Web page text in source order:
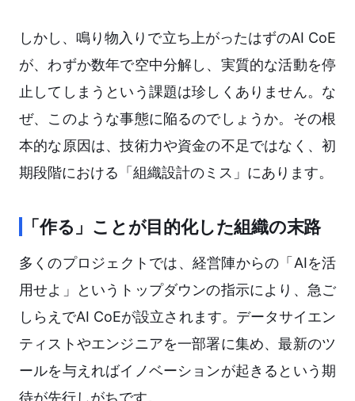
しかし、鳴り物入りで立ち上がったはずのAI CoE
が、わずか数年で空中分解し、実質的な活動を停
止してしまうという課題は珍しくありません。な
ぜ、このような事態に陥るのでしょうか。その根
本的な原因は、技術力や資金の不足ではなく、初
期段階における「組織設計のミス」にあります。
「作る」ことが目的化した組織の末路
多くのプロジェクトでは、経営陣からの「AIを活
用せよ」というトップダウンの指示により、急ご
しらえでAI CoEが設立されます。データサイエン
ティストやエンジニアを一部署に集め、最新のツ
ールを与えればイノベーションが起きるという期
待が先行しがちです。